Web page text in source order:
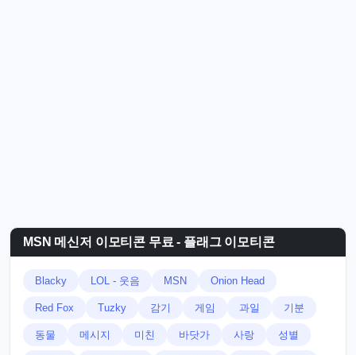
MSN 메신저 이모티콘 무료 - 플래그 이모티콘
Blacky LOL - 웃음 MSN Onion Head
Red Fox Tuzky 감기 게임 과일 기분
동물 메시지 미친 바닷가 사랑 성별